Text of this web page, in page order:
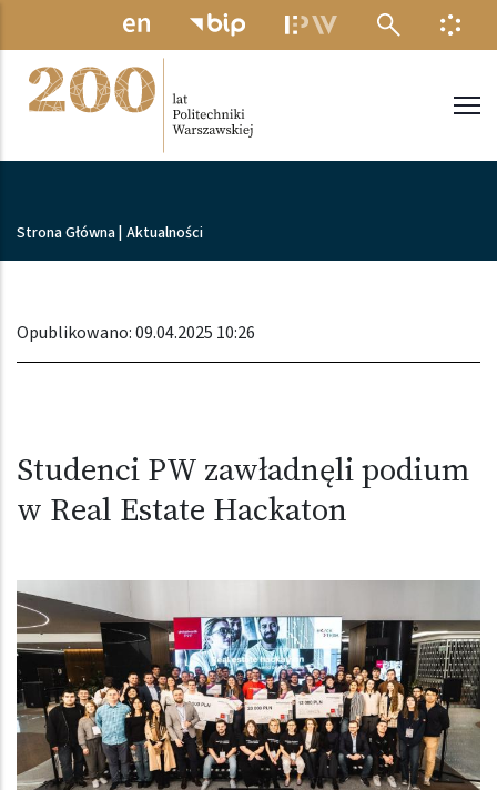
Przejdź do treści
MENU
Ścieżka nawigacyjna
Strona Główna Aktualności
Opublikowano: 09.04.2025 10:26
Studenci PW zawładnęli podium
w Real Estate Hackaton
Obraz (old)